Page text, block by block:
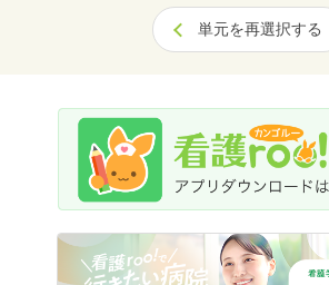
単元を再選択する